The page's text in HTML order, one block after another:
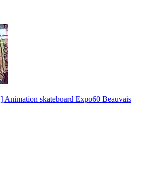
Animation skateboard Expo60 Beauvais